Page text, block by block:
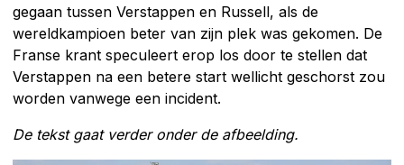
gegaan tussen Verstappen en Russell, als de
wereldkampioen beter van zijn plek was gekomen. De
Franse krant speculeert erop los door te stellen dat
Verstappen na een betere start wellicht geschorst zou
worden vanwege een incident.
De tekst gaat verder onder de afbeelding.